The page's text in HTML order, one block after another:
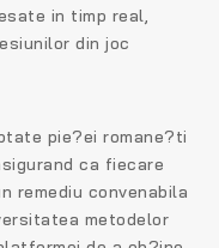
in timp real,
din joc
pie?ei romane?ti
ca fiecare
remediu convenabila
metodelor